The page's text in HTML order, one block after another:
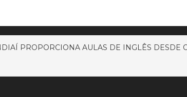
PROPORCIONA AULAS DE INGLÊS DESDE